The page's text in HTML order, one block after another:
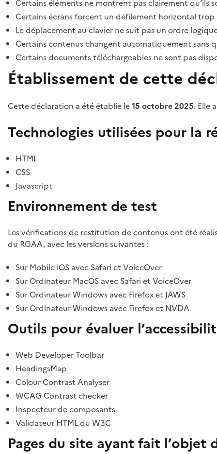
Certains éléments ne montrent pas clairement qu’ils
Certains écrans forcent un défilement horizontal
Le déplacement au clavier ne suit pas un ordre
Certains contenus changent automatiquement sans
Certains documents téléchargeables ne sont pas
Établissement de cette
Cette déclaration a été établie le15 octobre 2025. Elle
Technologies utilisées pour la
HTML
CSS
Javascript
Environnement de test
Les vérifications de restitution de contenus ont été
du RGAA, avec les versions suivantes :
Sur Mobile iOS avec Safari et VoiceOver
Sur Ordinateur MacOS avec Safari et VoiceOver
Sur Ordinateur Windows avec Firefox et JAWS
Sur Ordinateur Windows avec Firefox et NVDA
Outils pour évaluer
Web Developer Toolbar
HeadingsMap
Colour Contrast Analyser
WCAG Contrast checker
Inspecteur de composants
Validateur HTML du W3C
Pages du site ayant fait